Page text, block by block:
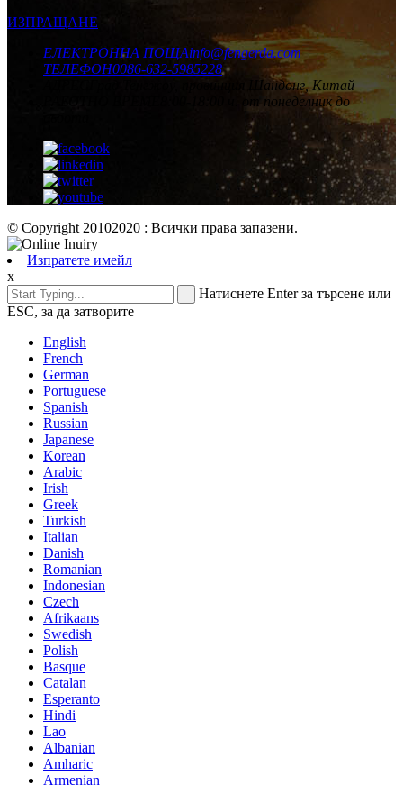
ИЗПРАЩАНЕ
ЕЛЕКТРОННА ПОЩАinfo@fengerda.com
ТЕЛЕФОН0086-632-5985228
Град Тенгжоу, провинция Шандонг, Китай
8:00-18:00 ч. от понеделник до
© Copyright 20102020 : Всички права запазени.
Изпратете имейл
x
Натиснете Enter за търсене или
ESC, за да затворите
English
French
German
Portuguese
Spanish
Russian
Japanese
Korean
Arabic
Irish
Greek
Turkish
Italian
Danish
Romanian
Indonesian
Czech
Afrikaans
Swedish
Polish
Basque
Catalan
Esperanto
Hindi
Lao
Albanian
Amharic
Armenian